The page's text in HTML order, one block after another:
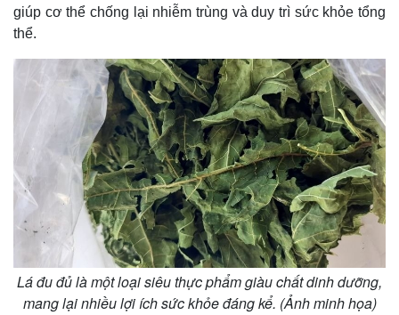
giúp cơ thể chống lại nhiễm trùng và duy trì sức khỏe tổng
thể.
Lá đu đủ là một loại siêu thực phẩm giàu chất dinh dưỡng,
mang lại nhiều lợi ích sức khỏe đáng kể. (Ảnh minh họa)